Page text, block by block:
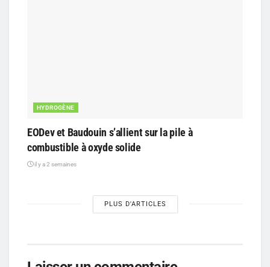
HYDROGÈNE
EODev et Baudouin s’allient sur la pile à
combustible à oxyde solide
il y a 2 semaines
PLUS D'ARTICLES